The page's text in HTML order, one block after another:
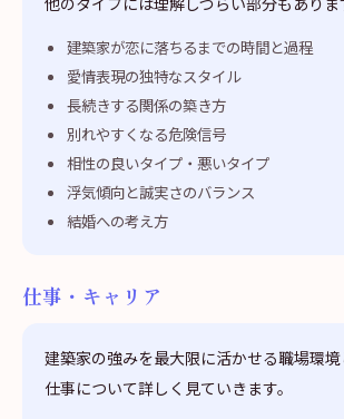
建築家が恋に落ちるまでの時間と過程
愛情表現の独特なスタイル
長続きする関係の築き方
別れやすくなる危険信号
相性の良いタイプ・悪いタイプ
浮気傾向と誠実さのバランス
結婚への考え方
仕事・キャリア
建築家の強みを最大限に活かせる職場環
仕事について詳しく見ていきます。